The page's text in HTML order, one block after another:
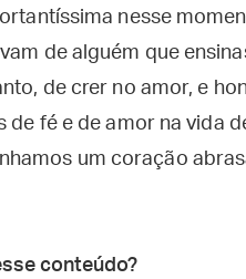
nesse
de alguém que
de crer no amor, e
de fé e de amor na vida
um coração
conteúdo?